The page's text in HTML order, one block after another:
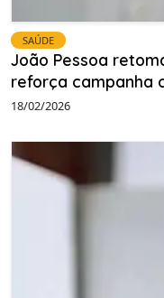
SAÚDE
João Pessoa
reforça campanha
18/02/2026